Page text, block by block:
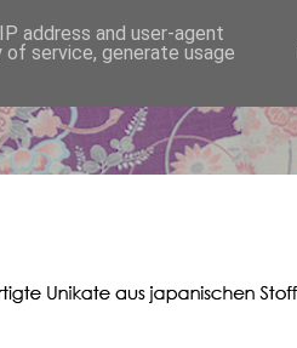
address and user-agent
service, generate usage